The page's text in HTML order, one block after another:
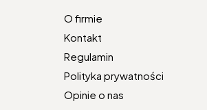
O firmie
Kontakt
Regulamin
Polityka prywatności
Opinie o nas